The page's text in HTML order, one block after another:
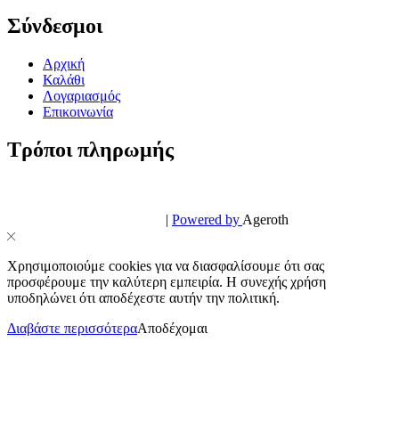
Σύνδεσμοι
Αρχική
Καλάθι
Λογαριασμός
Επικοινωνία
Τρόποι πληρωμής
| Powered by Ageroth
Χρησιμοποιούμε cookies για να διασφαλίσουμε ότι σας
προσφέρουμε την καλύτερη εμπειρία. Η συνεχής χρήση
υποδηλώνει ότι αποδέχεστε αυτήν την πολιτική.
Διαβάστε περισσότεραΑποδέχομαι